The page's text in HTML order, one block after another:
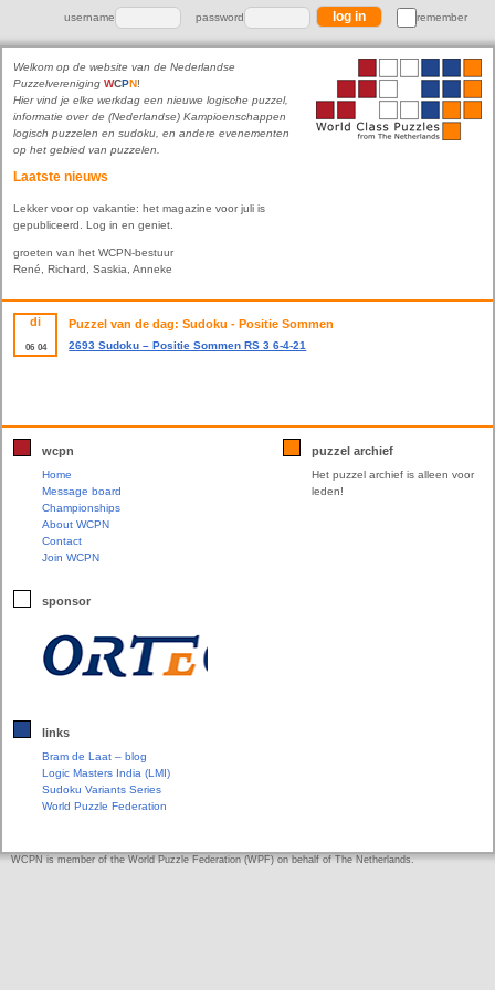
username password remember
Welkom op de website van de Nederlandse
Puzzelvereniging WCPN!
Hier vind je elke werkdag een nieuwe logische puzzel,
informatie over de (Nederlandse) Kampioenschappen
logisch puzzelen en sudoku, en andere evenementen
op het gebied van puzzelen.
Laatste nieuws
Lekker voor op vakantie: het magazine voor juli is
gepubliceerd. Log in en geniet.
groeten van het WCPN-bestuur
René, Richard, Saskia, Anneke
di
06 04
Puzzel van de dag: Sudoku - Positie Sommen
2693 Sudoku – Positie Sommen RS 3 6-4-21
wcpn
Home
Message board
Championships
About WCPN
Contact
Join WCPN
sponsor
links
Bram de Laat – blog
Logic Masters India (LMI)
Sudoku Variants Series
World Puzzle Federation
puzzel archief
Het puzzel archief is alleen voor
leden!
WCPN is member of the World Puzzle Federation (WPF) on behalf of The Netherlands.